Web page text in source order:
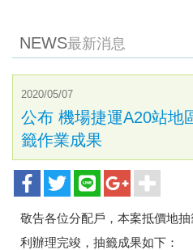
NEWS最新消息
2020/05/07
公布 機場捷運A20站地
籤作業成果
敬告各位分配戶，本案抵價地
利辦理完竣，抽籤成果如下：